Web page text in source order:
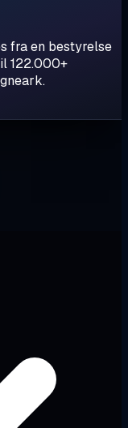
fra en bestyrelse
122.000+